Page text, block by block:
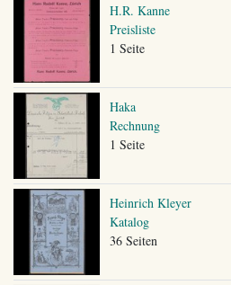
H.R. Kanne
Preisliste
1 Seite
Haka
Rechnung
1 Seite
Heinrich Kleyer
Katalog
36 Seiten